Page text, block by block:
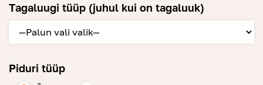
Tagaluugi tüüp (juhul kui on tagaluuk)
Piduri tüüp